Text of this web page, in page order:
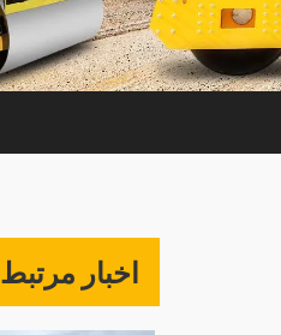
اخبار مرتبط